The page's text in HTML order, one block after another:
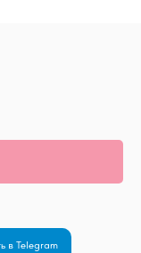
в Telegram